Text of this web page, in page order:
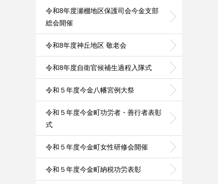
令和8年度瀬棚地区保護司会今金支部
総会開催
令和8年度神丘地区 敬老会
令和8年度自衛官候補生過程入隊式
令和５年度今金八幡宮例大祭
令和５年度今金町功労者・善行者表彰
式
令和５年度今金町女性研修会開催
令和５年度今金町納税功労表彰